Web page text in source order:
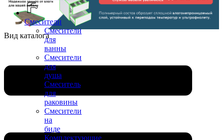
Смесители
Смесители
для
ванны
Смесители
для
душа
Смеситель
для
раковины
Смесители
на
биде
Комплектующие
Вид каталога